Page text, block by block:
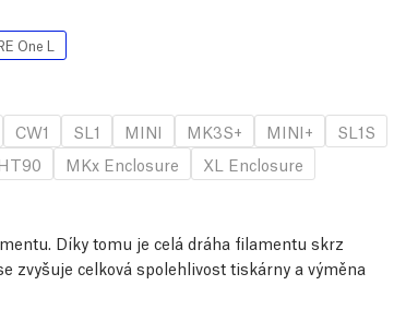
One L
CW1 SL1 MINI MK3S+ MINI+
SL1S
MKx Enclosure
XL Enclosure
Díky tomu je celá dráha filamentu skrz
zvyšuje celková spolehlivost tiskárny a výměna